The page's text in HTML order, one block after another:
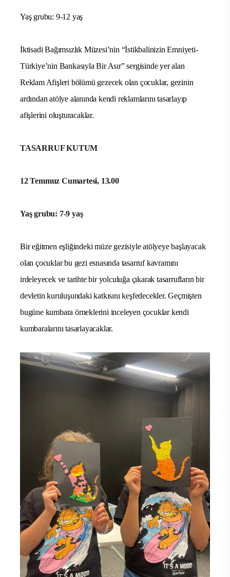
Yaş grubu: 9-12 yaş
İktisadi Bağımsızlık Müzesi’nin “İstikbalinizin Emniyeti-
Türkiye’nin Bankasıyla Bir Asır” sergisindeyer alan
Reklam Afişleri bölümü gezecek olan çocuklar, gezinin
ardından atölye alanında kendi reklamlarını tasarlayıp
afişlerini oluşturacaklar.
TASARRUF KUTUM
12 Temmuz Cumartesi, 13.00
Yaş grubu: 7-9 yaş
Bir eğitmen eşliğindeki müze gezisiyle atölyeye başlayacak
olan çocuklar bu gezi esnasında tasarruf kavramını
irdeleyecek ve tarihte bir yolculuğa çıkarak tasarrufların bir
devletin kuruluşundaki katkısını keşfedecekler. Geçmişten
bugüne kumbara örneklerini inceleyen çocuklar kendi
kumbaralarını tasarlayacaklar.